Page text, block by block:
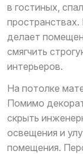
в гостиных,
делает
смягчить
интерьеров.
На потолке
Помимо
скрыть
освещения и
помещения.